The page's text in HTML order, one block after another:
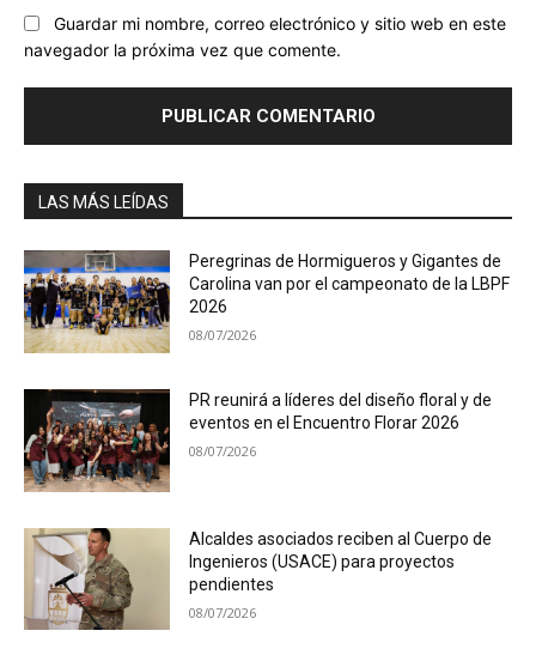
Guardar mi nombre, correo electrónico y sitio web en este
navegador la próxima vez que comente.
LAS MÁS LEÍDAS
Peregrinas de Hormigueros y Gigantes de
Carolina van por el campeonato de la LBPF
2026
08/07/2026
PR reunirá a líderes del diseño floral y de
eventos en el Encuentro Florar 2026
08/07/2026
Alcaldes asociados reciben al Cuerpo de
Ingenieros (USACE) para proyectos
pendientes
08/07/2026